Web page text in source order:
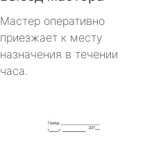
Мастер оперативно
приезжает к месту
назначения в течении
часа.